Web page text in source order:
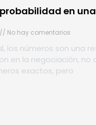
en una
No hay comentarios
los números son una
en la negociación, no
exactos, pero